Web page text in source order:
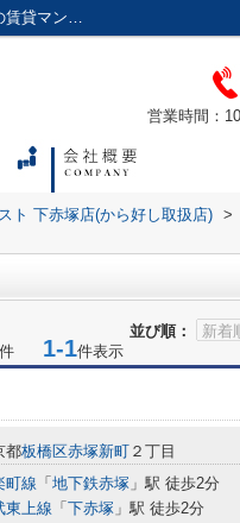
ガスト 下赤塚店(から好し取扱店)周辺の物件一覧｜アクセス株式会社｜東中野、中野坂上の賃貸マンションやアパートに強い不動産会社
営業時間：
ト 下赤塚店(から好し取扱店) >
並び順：
件 1-1件表示
都板橋区赤塚新町 ２丁目
町線 「 地下鉄赤塚 」駅 徒歩2分
東上線 「 下赤塚 」駅 徒歩2分